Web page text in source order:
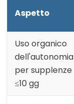
Aspetto
Uso organico
dell'autonomia
per supplenze
≤10 gg